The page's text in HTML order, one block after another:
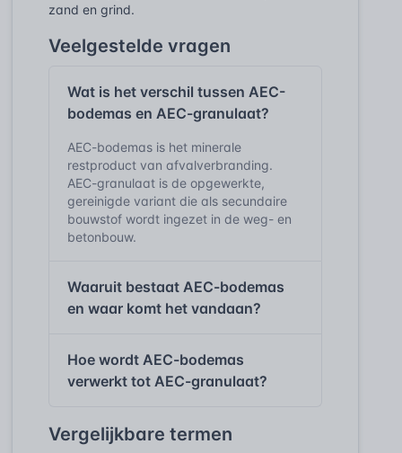
zand en grind.
Veelgestelde vragen
Wat is het verschil tussen AEC-
bodemas en AEC-granulaat?
AEC-bodemas is het minerale
restproduct van afvalverbranding.
AEC-granulaat is de opgewerkte,
gereinigde variant die als secundaire
bouwstof wordt ingezet in de weg- en
betonbouw.
Waaruit bestaat AEC-bodemas
en waar komt het vandaan?
Hoe wordt AEC-bodemas
verwerkt tot AEC-granulaat?
Vergelijkbare termen